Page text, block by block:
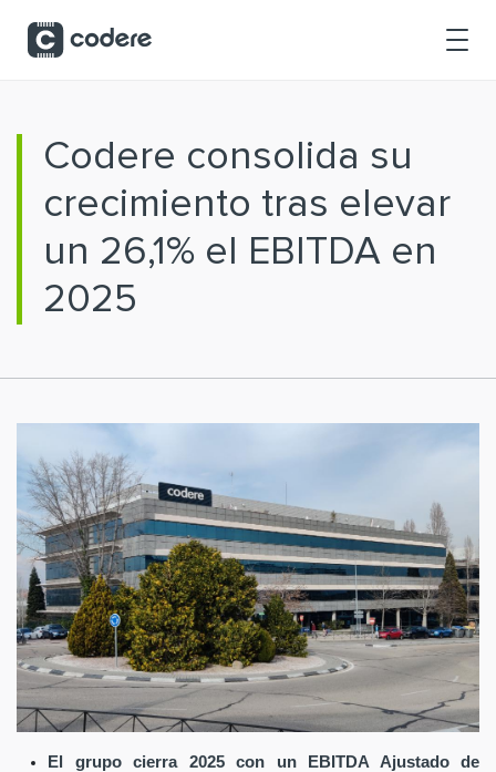
Codere consolida su
crecimiento tras elevar
un 26,1% el EBITDA en
2025
El grupo cierra 2025 con un EBITDA Ajustado de